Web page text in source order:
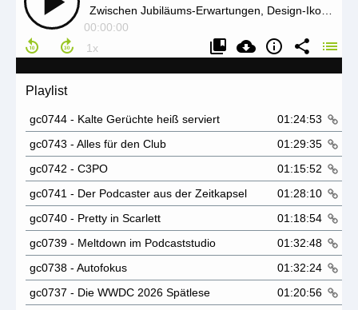
00:00:00
Playlist
gc0744 - Kalte Gerüchte heiß serviert
01:24:53
gc0743 - Alles für den Club
01:29:35
gc0742 - C3PO
01:15:52
gc0741 - Der Podcaster aus der Zeitkapsel
01:28:10
gc0740 - Pretty in Scarlett
01:18:54
gc0739 - Meltdown im Podcaststudio
01:32:48
gc0738 - Autofokus
01:32:24
gc0737 - Die WWDC 2026 Spätlese
01:20:56